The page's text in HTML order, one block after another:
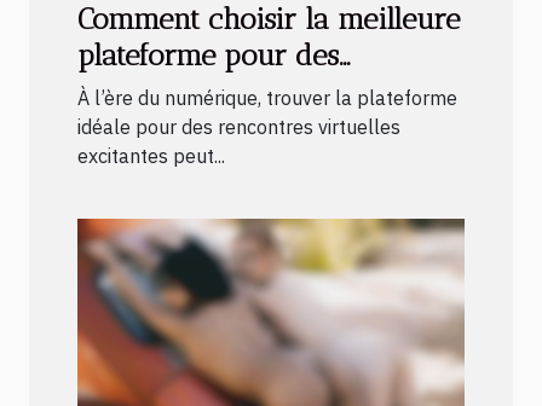
Comment choisir la meilleure
plateforme pour des
rencontres virtuelles
excitantes ?
À l’ère du numérique, trouver la plateforme
idéale pour des rencontres virtuelles
excitantes peut...